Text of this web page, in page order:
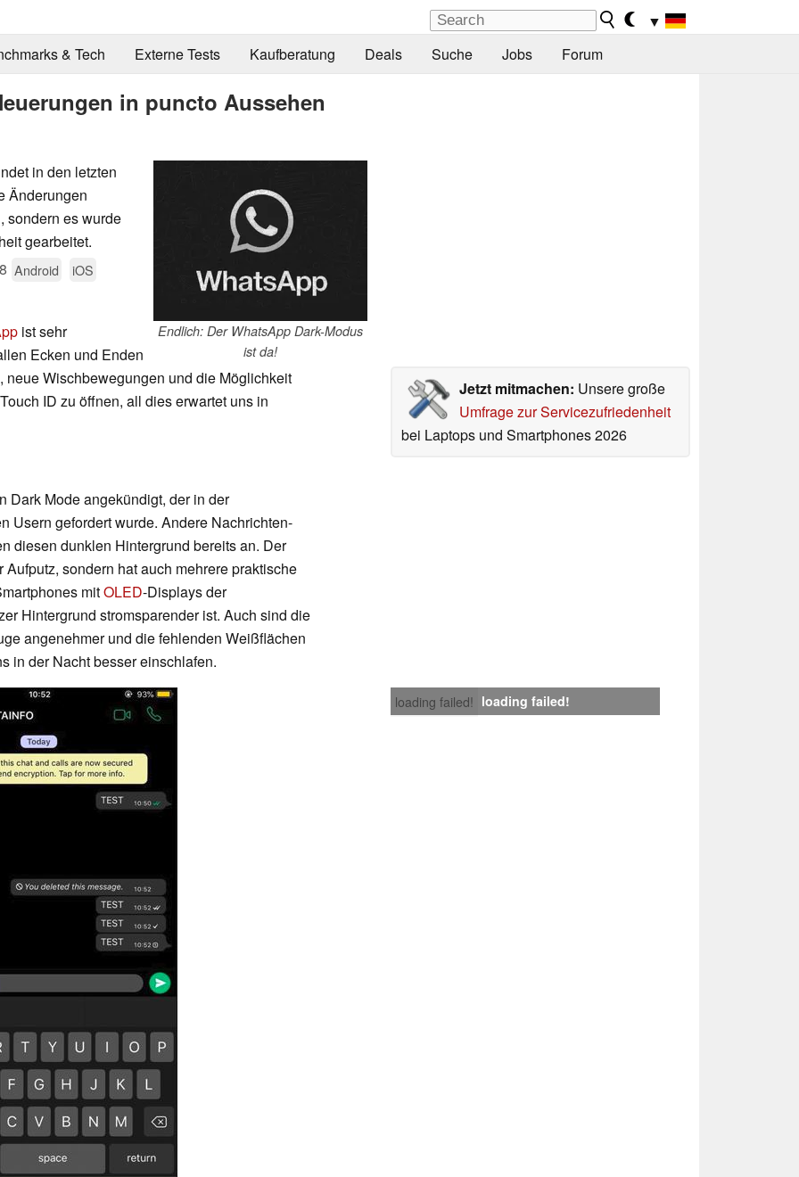
▼
& Tech
Externe Tests Kaufberatung Deals Suche Jobs Forum
in puncto Aussehen
Endlich: Der WhatsApp Dark-Modus
ist da!
in den letzten
Änderungen
sondern es wurde
gearbeitet.
Android iOS
Jetzt mitmachen: Unsere große
Umfrage zur Servicezufriedenheit
bei Laptops und Smartphones 2026
ist sehr
Ecken und Enden
Wischbewegungen und die Möglichkeit
ID zu öffnen, all dies erwartet uns in
Dark Mode angekündigt, der in der
Usern gefordert wurde. Andere Nachrichten-
diesen dunklen Hintergrund bereits an. Der
sondern hat auch mehrere praktische
mitOLED-Displays der
Hintergrund stromsparender ist. Auch sind die
angenehmer und die fehlenden Weißflächen
in der Nacht besser einschlafen.
loading failed! loading failed!